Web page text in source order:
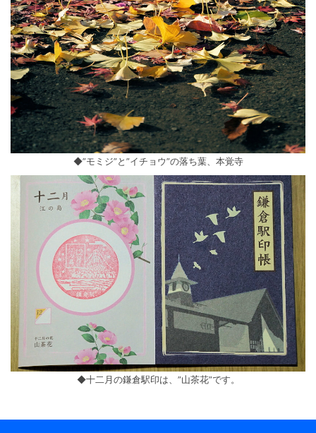
◆”モミジ”と”イチョウ”の落ち葉、本覚寺
◆十二月の鎌倉駅印は、”山茶花”です。